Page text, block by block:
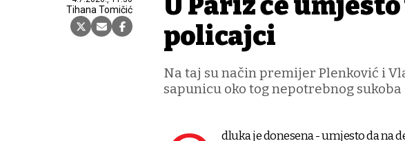
Tihana Tomičić
policajci
Na taj su način premijer Plenković i
sapunicu oko tog nepotrebnog sukoba
dluka je donesena - umjesto da na